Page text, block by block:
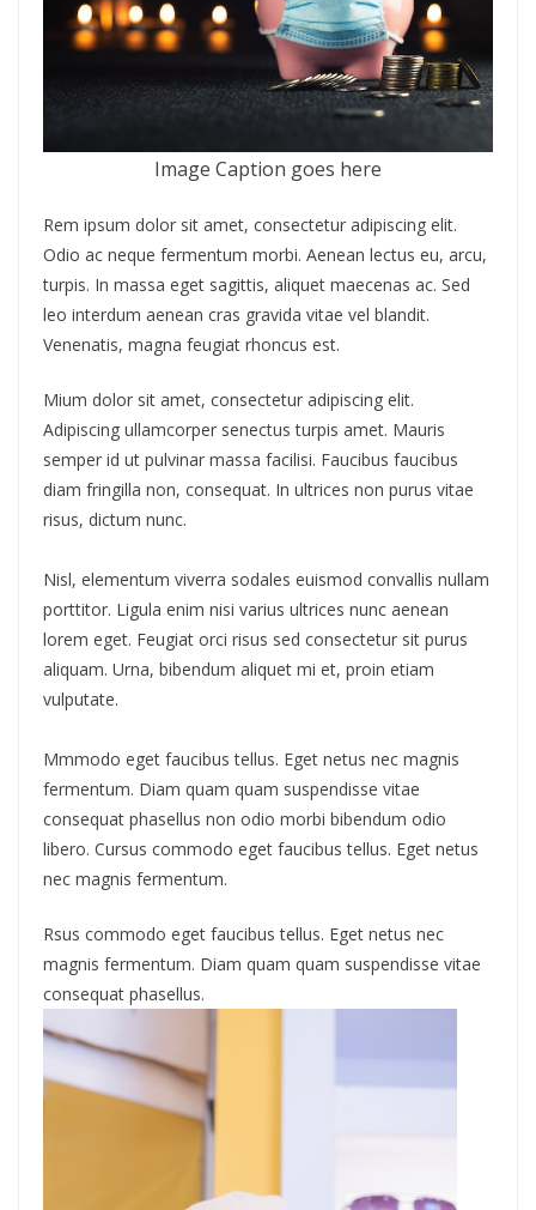
Image Caption goes here
Rem ipsum dolor sit amet, consectetur adipiscing elit.
Odio ac neque fermentum morbi. Aenean lectus eu, arcu,
turpis. In massa eget sagittis, aliquet maecenas ac. Sed
leo interdum aenean cras gravida vitae vel blandit.
Venenatis, magna feugiat rhoncus est.
Mium dolor sit amet, consectetur adipiscing elit.
Adipiscing ullamcorper senectus turpis amet. Mauris
semper id ut pulvinar massa facilisi. Faucibus faucibus
diam fringilla non, consequat. In ultrices non purus vitae
risus, dictum nunc.
Nisl, elementum viverra sodales euismod convallis nullam
porttitor. Ligula enim nisi varius ultrices nunc aenean
lorem eget. Feugiat orci risus sed consectetur sit purus
aliquam. Urna, bibendum aliquet mi et, proin etiam
vulputate.
Mmmodo eget faucibus tellus. Eget netus nec magnis
fermentum. Diam quam quam suspendisse vitae
consequat phasellus non odio morbi bibendum odio
libero. Cursus commodo eget faucibus tellus. Eget netus
nec magnis fermentum.
Rsus commodo eget faucibus tellus. Eget netus nec
magnis fermentum. Diam quam quam suspendisse vitae
consequat phasellus.